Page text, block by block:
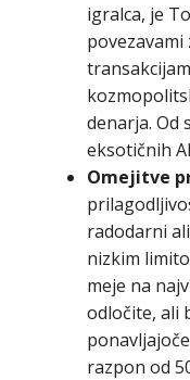
igralca, je
povezavami
denarja. Od
eksotičnih
Omejitve
radodarni
nizkim
meje na
odločite, ali
razpon od